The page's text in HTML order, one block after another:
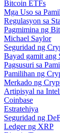
Bitcoin ETFs
Mga Uso sa
Regulasyon sa
Pagmimina ng
Michael Saylor
Seguridad ng
Bayad gamit ang
Pagsusuri sa
Pamilihan ng
Merkado ng
Artipisyal na
Coinbase
Estratehiya
Seguridad ng
Ledger ng XRP